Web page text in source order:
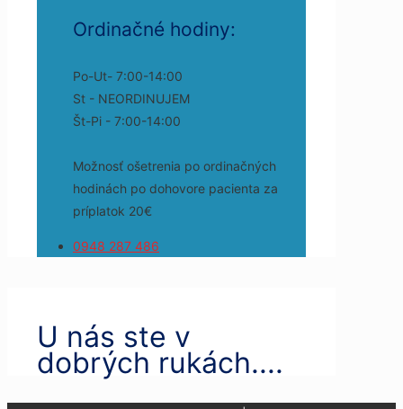
Ordinačné hodiny:
Po-Ut- 7:00-14:00
St - NEORDINUJEM
Št-Pi - 7:00-14:00
Možnosť ošetrenia po ordinačných
hodinách po dohovore pacienta za
príplatok 20€
0948 287 486
U nás ste v
dobrých rukách....